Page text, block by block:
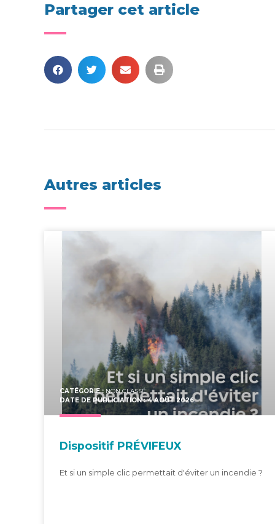
Partager cet article
Autres articles
CATÉGORIE : NON CLASSÉ
DATE DE PUBLICIATION : 4 AOÛT 2026
Dis­po­si­tif PRÉVIFEUX
Et si un simple clic permettait d'éviter un incendie ?